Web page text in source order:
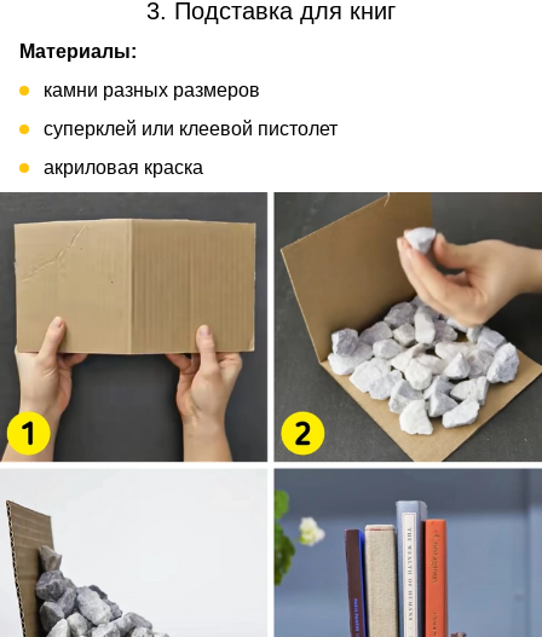
3. Подставка для книг
Материалы:
камни разных размеров
суперклей или клеевой пистолет
акриловая краска